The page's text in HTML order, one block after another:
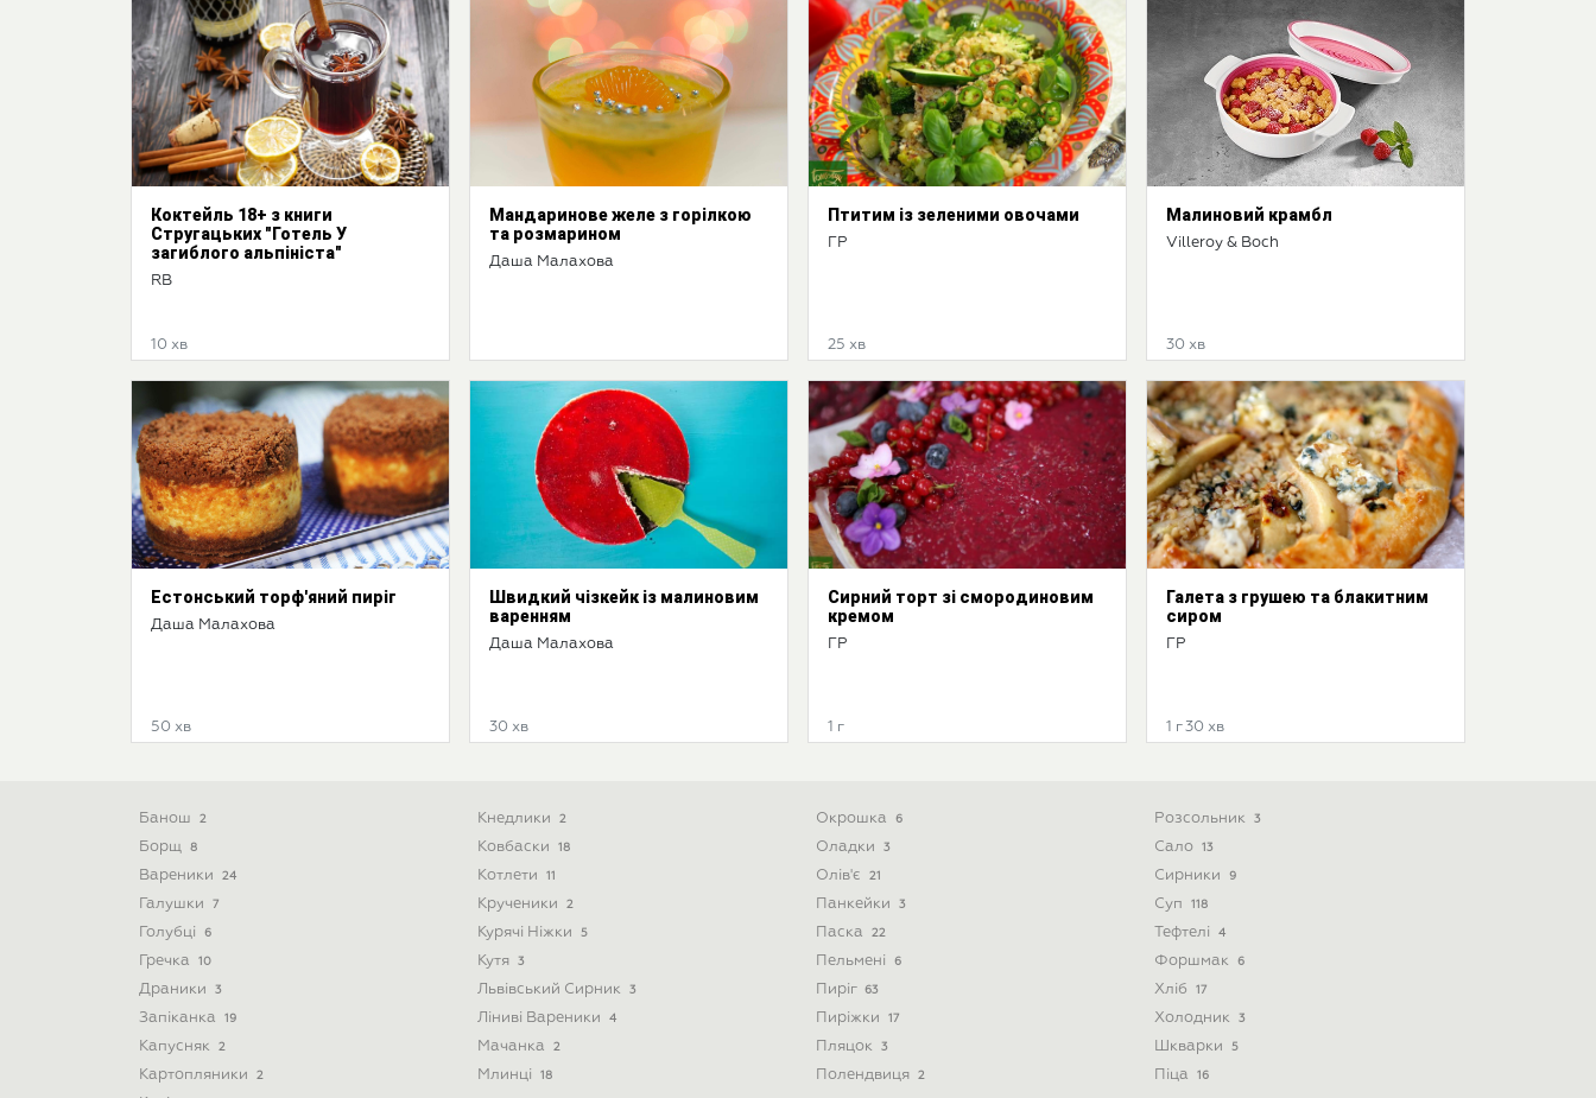
Коктейль 18+ з книги
Стругацьких "Готель У
загиблого альпініста"
RB
10 хв
Мандаринове желе з горілкою
та розмарином
Даша Малахова
Птитим із зеленими овочами
ГР
25 хв
Малиновий крамбл
Villeroy & Boch
30 хв
Естонський торф'яний пиріг
Даша Малахова
50 хв
Швидкий чізкейк із малиновим
варенням
Даша Малахова
30 хв
Сирний торт зі смородиновим
кремом
ГР
1 г
Галета з грушею та блакитним
сиром
ГР
1 г 30 хв
Банош 2
Борщ 8
Вареники 24
Галушки 7
Голубці 6
Гречка 10
Драники 3
Запіканка 19
Капусняк 2
Картопляники 2
Кнедлики 2
Ковбаски 18
Котлети 11
Крученики 2
Курячі Ніжки 5
Кутя 3
Львівський Сирник 3
Ліниві Вареники 4
Мачанка 2
Млинці 18
Окрошка 6
Оладки 3
Олів'є 21
Панкейки 3
Паска 22
Пельмені 6
Пиріг 63
Пиріжки 17
Пляцок 3
Полендвиця 2
Розсольник 3
Сало 13
Сирники 9
Суп 118
Тефтелі 4
Форшмак 6
Хліб 17
Холодник 3
Шкварки 5
Піца 16